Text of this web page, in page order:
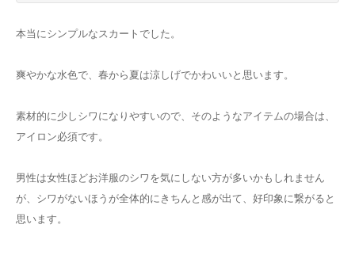
本当にシンプルなスカートでした。
爽やかな水色で、春から夏は涼しげでかわいいと思います。
素材的に少しシワになりやすいので、そのようなアイテムの場合は、
アイロン必須です。
男性は女性ほどお洋服のシワを気にしない方が多いかもしれません
が、シワがないほうが全体的にきちんと感が出て、好印象に繋がると
思います。